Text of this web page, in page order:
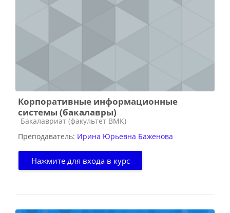
Корпоративные информационные
системы (бакалавры)
Категория курса
Бакалавриат (факультет ВМК)
Преподаватель: Ирина Юрьевна Баженова
Нажмите для входа в курс